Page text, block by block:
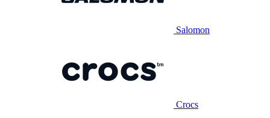
Salomon
Crocs